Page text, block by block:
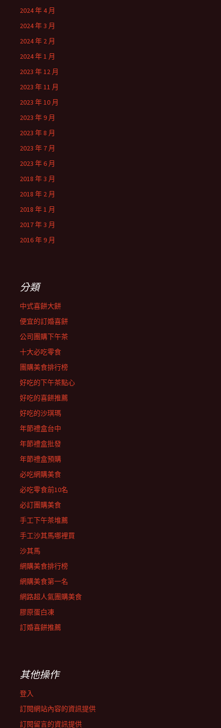
2024 年 4 月
2024 年 3 月
2024 年 2 月
2024 年 1 月
2023 年 12 月
2023 年 11 月
2023 年 10 月
2023 年 9 月
2023 年 8 月
2023 年 7 月
2023 年 6 月
2018 年 3 月
2018 年 2 月
2018 年 1 月
2017 年 3 月
2016 年 9 月
分類
中式喜餅大餅
便宜的訂婚喜餅
公司團購下午茶
十大必吃零食
團購美食排行榜
好吃的下午茶點心
好吃的喜餅推薦
好吃的沙琪瑪
年節禮盒台中
年節禮盒批發
年節禮盒預購
必吃網購美食
必吃零食前10名
必訂團購美食
手工下午茶堆薦
手工沙其馬哪裡買
沙其馬
網購美食排行榜
網購美食第一名
網路超人氣團購美食
膠原蛋白凍
訂婚喜餅推薦
其他操作
登入
訂閱網站內容的資訊提供
訂閱留言的資訊提供